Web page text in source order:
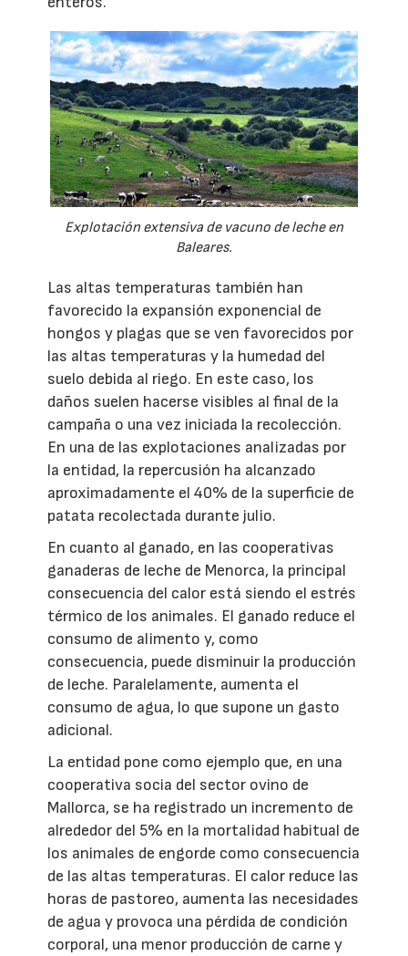
Explotación extensiva de vacuno de leche en
Baleares.
Las altas temperaturas también han
favorecido la expansión exponencial de
hongos y plagas que se ven favorecidos por
las altas temperaturas y la humedad del
suelo debida al riego. En este caso, los
daños suelen hacerse visibles al final de la
campaña o una vez iniciada la recolección.
En una de las explotaciones analizadas por
la entidad, la repercusión ha alcanzado
aproximadamente el 40% de la superficie de
patata recolectada durante julio.
En cuanto al ganado, en las cooperativas
ganaderas de leche de Menorca, la principal
consecuencia del calor está siendo el estrés
térmico de los animales. El ganado reduce el
consumo de alimento y, como
consecuencia, puede disminuir la producción
de leche. Paralelamente, aumenta el
consumo de agua, lo que supone un gasto
adicional.
La entidad pone como ejemplo que, en una
cooperativa socia del sector ovino de
Mallorca, se ha registrado un incremento de
alrededor del 5% en la mortalidad habitual de
los animales de engorde como consecuencia
de las altas temperaturas. El calor reduce las
horas de pastoreo, aumenta las necesidades
de agua y provoca una pérdida de condición
corporal, una menor producción de carne y